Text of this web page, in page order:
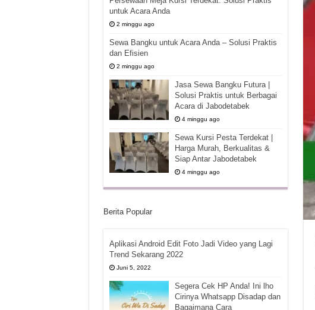
untuk Acara Anda
2 minggu ago
Sewa Bangku untuk Acara Anda – Solusi Praktis
dan Efisien
2 minggu ago
Jasa Sewa Bangku Futura |
Solusi Praktis untuk Berbagai
Acara di Jabodetabek
4 minggu ago
Sewa Kursi Pesta Terdekat |
Harga Murah, Berkualitas &
Siap Antar Jabodetabek
4 minggu ago
Berita Popular
Aplikasi Android Edit Foto Jadi Video yang Lagi
Trend Sekarang 2022
Juni 5, 2022
Segera Cek HP Anda! Ini lho
Cirinya Whatsapp Disadap dan
Bagaimana Cara